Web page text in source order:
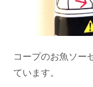
コープのお魚ソー
ています。